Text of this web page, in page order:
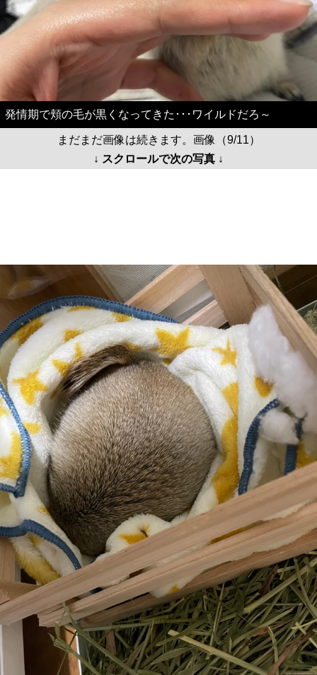
発情期で頬の毛が黒くなってきた･･･ワイルドだろ～
まだまだ画像は続きます。画像（9/11）
↓ スクロールで次の写真 ↓